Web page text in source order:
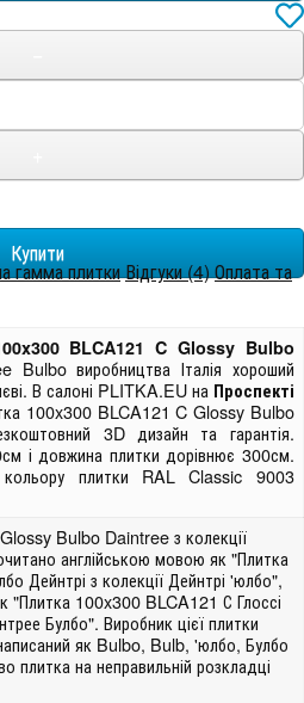
гамма плиткиВідгуки (4)Оплата та
BLCA121 C Glossy Bulbo
Bulbo виробництва Італія хороший
В салоні PLITKA.EU на Проспекті
100x300 BLCA121 C Glossy Bulbo
3D дизайн та гарантія.
і довжина плитки дорівнює 300см.
плитки RAL Classic 9003
Bulbo Daintree з колекції
англійською мовою як "Плитка
Дейнтрі з колекції Дейнтрі 'юлбо",
"Плитка 100x300 BLCA121 С Глоссі
Булбо". Виробник цієї плитки
як Bulbo, Bulb, 'юлбо, Булбо
плитка на неправильній розкладці